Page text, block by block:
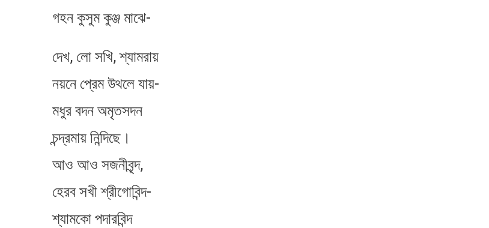
গহন কুসুম কুঞ্জ মাঝে-
দেখ, লো সখি, শ্যামরায়
ন​য়নে প্রেম উথলে যায়-
মধুর বদন অম‍ৃতসদন
চন্দ্রমায় নিন্দিছে।
আও আও সজনীবৃন্দ,
হেরব​ সখী শ্রীগোবিন্দ-
শ্যামকো পদারবিন্দ